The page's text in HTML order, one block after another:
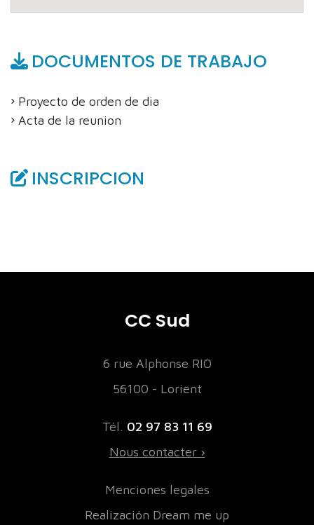
DOCUMENTOS DE TRABAJO
Proyecto de orden de dia
Acta de la reunion
INSCRIPCION
CC Sud
6 rue Alphonse RIO
56100 - Lorient
Tél. 02 97 83 11 69
Nous contacter ›
Menciones legales
Realización Dream me up